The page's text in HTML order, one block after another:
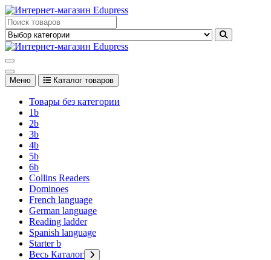
Перейти
к
содержимому
Edupress Uzbekistan, Edupress Узбекистан, книги, учебники на
английском языке
английском языке
Меню Каталог товаров
Товары без категории
1b
2b
3b
4b
5b
6b
Collins Readers
Dominoes
French language
German language
Reading ladder
Spanish language
Starter b
Весь Каталог